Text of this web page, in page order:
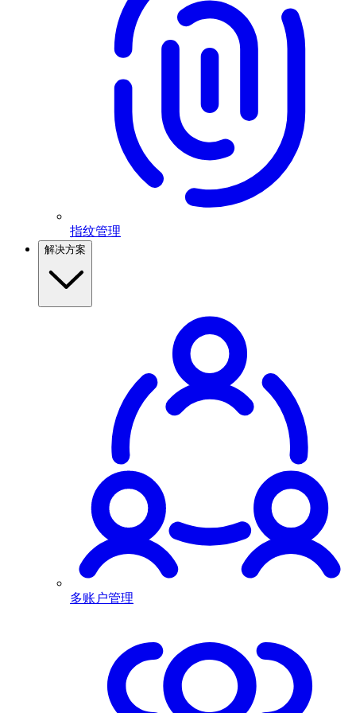
指纹管理
解决方案
多账户管理